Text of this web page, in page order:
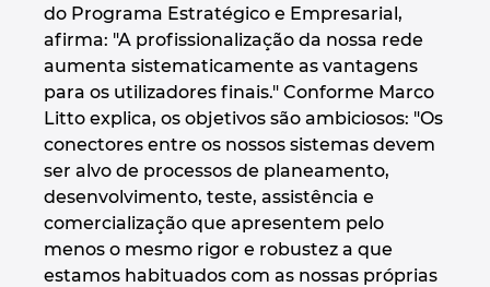
do Programa Estratégico e Empresarial,
afirma: "A profissionalização da nossa rede
aumenta sistematicamente as vantagens
para os utilizadores finais." Conforme Marco
Litto explica, os objetivos são ambiciosos: "Os
conectores entre os nossos sistemas devem
ser alvo de processos de planeamento,
desenvolvimento, teste, assistência e
comercialização que apresentem pelo
menos o mesmo rigor e robustez a que
estamos habituados com as nossas próprias
Philippines
Poland
Portugal
Romania
Serbia